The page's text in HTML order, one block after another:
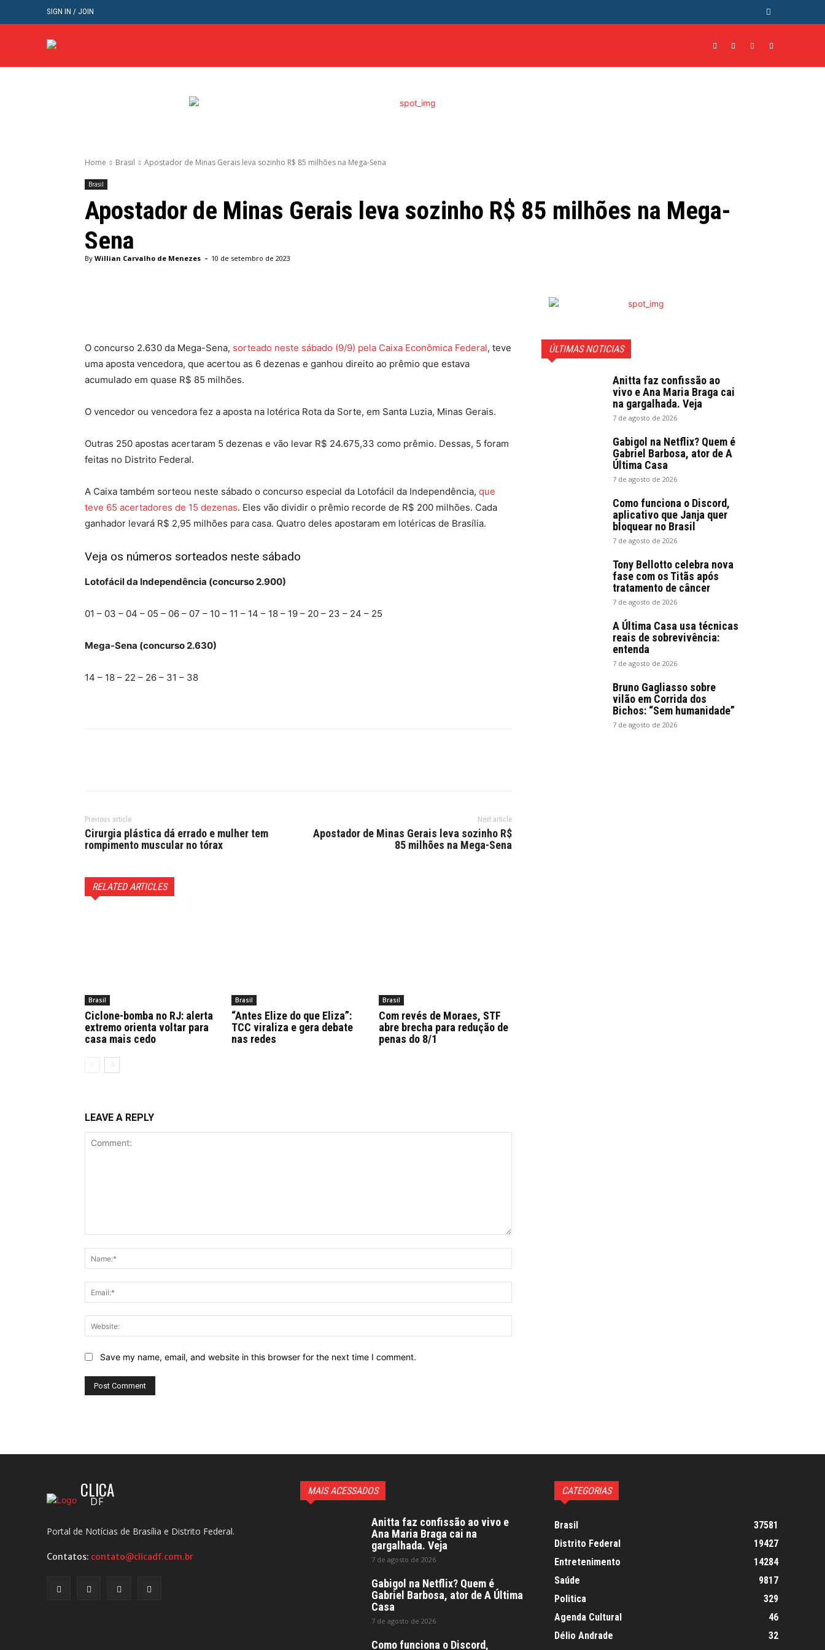
SIGN IN / JOIN
Home Brasil Apostador de Minas Gerais leva sozinho R$ 85 milhões na Mega-Sena
Brasil
Apostador de Minas Gerais leva sozinho R$ 85 milhões na Mega-
Sena
By Willian Carvalho de Menezes - 10 de setembro de 2023
O concurso 2.630 da Mega-Sena, sorteado neste sábado (9/9) pela Caixa Econômica Federal, teve
uma aposta vencedora, que acertou as 6 dezenas e ganhou direito ao prêmio que estava
acumulado em quase R$ 85 milhões.
O vencedor ou vencedora fez a aposta na lotérica Rota da Sorte, em Santa Luzia, Minas Gerais.
Outras 250 apostas acertaram 5 dezenas e vão levar R$ 24.675,33 como prêmio. Dessas, 5 foram
feitas no Distrito Federal.
A Caixa também sorteou neste sábado o concurso especial da Lotofácil da Independência, que
teve 65 acertadores de 15 dezenas. Eles vão dividir o prêmio recorde de R$ 200 milhões. Cada
ganhador levará R$ 2,95 milhões para casa. Quatro deles apostaram em lotéricas de Brasília.
Veja os números sorteados neste sábado
Lotofácil da Independência (concurso 2.900)
01 – 03 – 04 – 05 – 06 – 07 – 10 – 11 – 14 – 18 – 19 – 20 – 23 – 24 – 25
Mega-Sena (concurso 2.630)
14 – 18 – 22 – 26 – 31 – 38
Previous article
Cirurgia plástica dá errado e mulher tem
rompimento muscular no tórax
Next article
Apostador de Minas Gerais leva sozinho R$
85 milhões na Mega-Sena
RELATED ARTICLES
Brasil
Ciclone-bomba no RJ: alerta
extremo orienta voltar para
casa mais cedo
Brasil
“Antes Elize do que Eliza”:
TCC viraliza e gera debate
nas redes
Brasil
Com revés de Moraes, STF
abre brecha para redução de
penas do 8/1
LEAVE A REPLY
Save my name, email, and website in this browser for the next time I comment.
ÚLTIMAS NOTICIAS
Anitta faz confissão ao
vivo e Ana Maria Braga cai
na gargalhada. Veja
7 de agosto de 2026
Gabigol na Netflix? Quem é
Gabriel Barbosa, ator de A
Última Casa
7 de agosto de 2026
Como funciona o Discord,
aplicativo que Janja quer
bloquear no Brasil
7 de agosto de 2026
Tony Bellotto celebra nova
fase com os Titãs após
tratamento de câncer
7 de agosto de 2026
A Última Casa usa técnicas
reais de sobrevivência:
entenda
7 de agosto de 2026
Bruno Gagliasso sobre
vilão em Corrida dos
Bichos: “Sem humanidade”
7 de agosto de 2026
CLICA
DF
Portal de Notícias de Brasília e Distrito Federal.
Contatos: contato@clicadf.com.br
MAIS ACESSADOS
Anitta faz confissão ao vivo e
Ana Maria Braga cai na
gargalhada. Veja
7 de agosto de 2026
Gabigol na Netflix? Quem é
Gabriel Barbosa, ator de A Última
Casa
7 de agosto de 2026
Como funciona o Discord,
CATEGORIAS
Brasil
37581
Distrito Federal
19427
Entretenimento
14284
Saúde
9817
Politica
329
Agenda Cultural
46
Délio Andrade
32